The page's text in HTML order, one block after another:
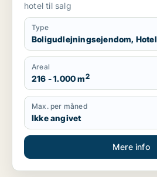
hotel til salg
Type
Boligudlejningsejendom, Hotel
Areal
216 - 1.000 m2
Max. per måned
Ikke angivet
Mere info